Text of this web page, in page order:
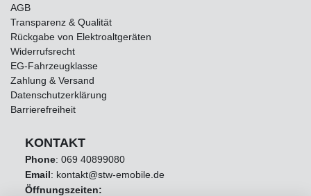
AGB
Transparenz & Qualität
Rückgabe von Elektroaltgeräten
Widerrufsrecht
EG-Fahrzeugklasse
Zahlung & Versand
Datenschutzerklärung
Barrierefreiheit
KONTAKT
Phone: 069 40899080
Email: kontakt@stw-emobile.de
Öffnungszeiten: